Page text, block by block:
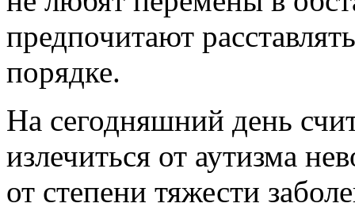
предпочитают
порядке.
На сегодняшний день
излечиться от аутизма
от степени тяжести